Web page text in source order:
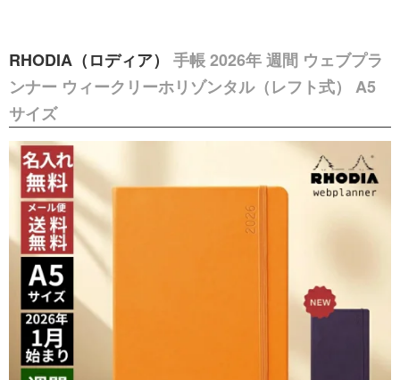
RHODIA（ロディア） 手帳 2026年 週間 ウェブプラ
ンナー ウィークリーホリゾンタル（レフト式） A5
サイズ